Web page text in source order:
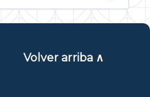
Volver arriba ∧